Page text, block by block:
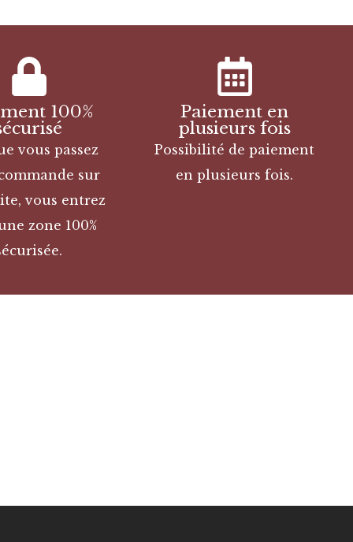
100%
vous passez
sur
vous entrez
zone 100%
Paiement en
plusieurs fois
Possibilité de paiement
en plusieurs fois.